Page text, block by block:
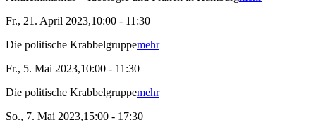
Fr., 21. April 2023,10:00 - 11:30
Die politische Krabbelgruppemehr
Fr., 5. Mai 2023,10:00 - 11:30
Die politische Krabbelgruppemehr
So., 7. Mai 2023,15:00 - 17:30